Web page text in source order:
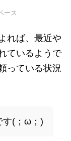
ース
れば、最近や
ているようで
っている状況
す(；ω；)